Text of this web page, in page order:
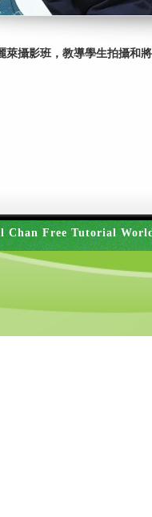
萊攝影班，教導學生拍攝和
Chan Free Tutorial